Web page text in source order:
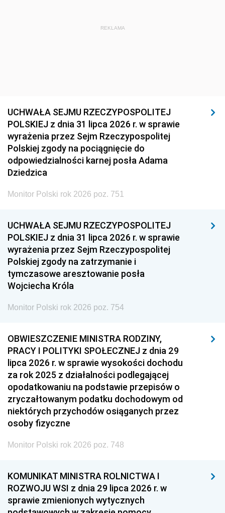
REKLAMA
UCHWAŁA SEJMU RZECZYPOSPOLITEJ
POLSKIEJ z dnia 31 lipca 2026 r. w sprawie
wyrażenia przez Sejm Rzeczypospolitej
Polskiej zgody na pociągnięcie do
odpowiedzialności karnej posła Adama
Dziedzica
Monitor Polski rok 2026 poz. 751
UCHWAŁA SEJMU RZECZYPOSPOLITEJ
POLSKIEJ z dnia 31 lipca 2026 r. w sprawie
wyrażenia przez Sejm Rzeczypospolitej
Polskiej zgody na zatrzymanie i
tymczasowe aresztowanie posła
Wojciecha Króla
Monitor Polski rok 2026 poz. 754
OBWIESZCZENIE MINISTRA RODZINY,
PRACY I POLITYKI SPOŁECZNEJ z dnia 29
lipca 2026 r. w sprawie wysokości dochodu
za rok 2025 z działalności podlegającej
opodatkowaniu na podstawie przepisów o
zryczałtowanym podatku dochodowym od
niektórych przychodów osiąganych przez
osoby fizyczne
Monitor Polski rok 2026 poz. 748
KOMUNIKAT MINISTRA ROLNICTWA I
ROZWOJU WSI z dnia 29 lipca 2026 r. w
sprawie zmienionych wytycznych